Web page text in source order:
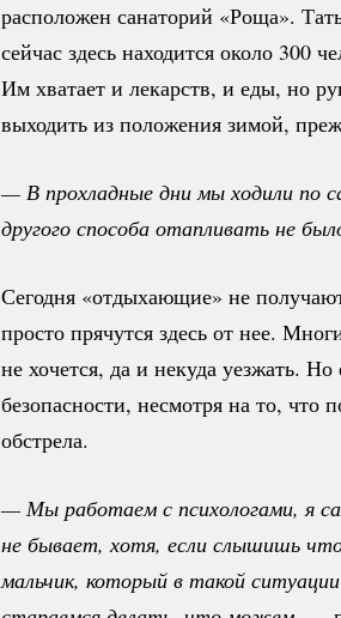
расположен санаторий «Роща».
сейчас здесь находится около 300
Им хватает и лекарств, и еды, но
выходить из положения зимой,
— В прохладные дни мы ходили по
другого способа отапливать не
Сегодня «отдыхающие» не
просто прячутся здесь от нее.
не хочется, да и некуда уезжать.
безопасности, несмотря на то, что
обстрела.
— Мы работаем с психологами, я
не бывает, хотя, если слышишь
мальчик, который в такой